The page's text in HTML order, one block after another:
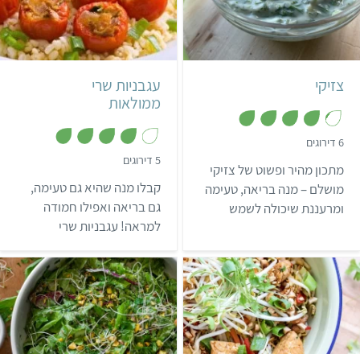
קל 10 דקות
6 מנות יווני
צזיקי
6 דירוגים
.
2
מ
ו
מתכון מהיר ופשוט של צזיקי
מושלם – מנה בריאה, טעימה
ומרעננת שיכולה לשמש
בינוני
30 עגבניות שרי ממולאות
עגבניות שרי
ממולאות
5 דירוגים
מ
ת
ו
ך
5
קבלו מנה שהיא גם טעימה,
גם בריאה ואפילו חמודה
למראה! עגבניות שרי
על מצע בורגול, שיהיה לכם
בתאבון!